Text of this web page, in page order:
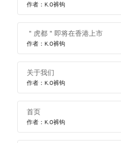
作者：K.O裤钩
＂虎都＂即将在香港上市
作者：K.O裤钩
关于我们
作者：K.O裤钩
首页
作者：K.O裤钩